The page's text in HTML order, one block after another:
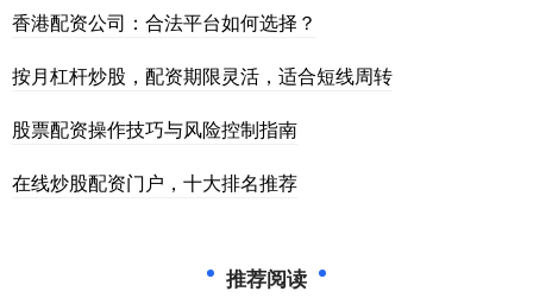
香港配资公司：合法平台如何选择？
按月杠杆炒股，配资期限灵活，适合短线周转
股票配资操作技巧与风险控制指南
在线炒股配资门户，十大排名推荐
推荐阅读